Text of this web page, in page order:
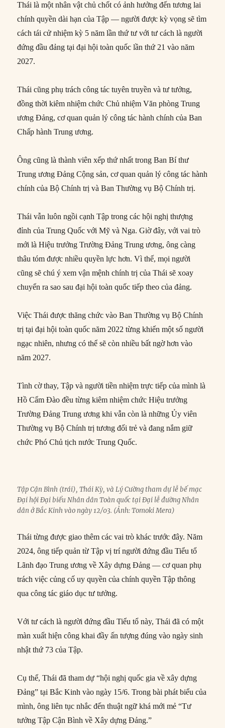
Thái là một nhân vật chủ chốt có ảnh hưởng đến tương lai
chính quyền dài hạn của Tập — người được kỳ vọng sẽ tìm
cách tái cử nhiệm kỳ 5 năm lần thứ tư với tư cách là người
đứng đầu đảng tại đại hội toàn quốc lần thứ 21 vào năm
2027.
Thái cũng phụ trách công tác tuyên truyền và tư tưởng,
đồng thời kiêm nhiệm chức Chủ nhiệm Văn phòng Trung
ương Đảng, cơ quan quản lý công tác hành chính của Ban
Chấp hành Trung ương.
Ông cũng là thành viên xếp thứ nhất trong Ban Bí thư
Trung ương Đảng Cộng sản, cơ quan quản lý công tác hành
chính của Bộ Chính trị và Ban Thường vụ Bộ Chính trị.
Thái vẫn luôn ngồi cạnh Tập trong các hội nghị thượng
đỉnh của Trung Quốc với Mỹ và Nga. Giờ đây, với vai trò
mới là Hiệu trưởng Trường Đảng Trung ương, ông càng
thâu tóm được nhiều quyền lực hơn. Vì thế, mọi người
cũng sẽ chú ý xem vận mệnh chính trị của Thái sẽ xoay
chuyển ra sao sau đại hội toàn quốc tiếp theo của đảng.
Việc Thái được thăng chức vào Ban Thường vụ Bộ Chính
trị tại đại hội toàn quốc năm 2022 từng khiến một số người
ngạc nhiên, nhưng có thể sẽ còn nhiều bất ngờ hơn vào
năm 2027.
Tình cờ thay, Tập và người tiền nhiệm trực tiếp của mình là
Hồ Cẩm Đào đều từng kiêm nhiệm chức Hiệu trưởng
Trường Đảng Trung ương khi vẫn còn là những Ủy viên
Thường vụ Bộ Chính trị tương đối trẻ và đang nắm giữ
chức Phó Chủ tịch nước Trung Quốc.
Tập Cận Bình (trái), Thái Kỳ, và Lý Cường tham dự lễ bế mạc
Đại hội Đại biểu Nhân dân Toàn quốc tại Đại lễ đường Nhân
dân ở Bắc Kinh vào ngày 12/03. (Ảnh: Tomoki Mera)
Thái từng được giao thêm các vai trò khác trước đây. Năm
2024, ông tiếp quản từ Tập vị trí người đứng đầu Tiểu tổ
Lãnh đạo Trung ương về Xây dựng Đảng — cơ quan phụ
trách việc củng cố uy quyền của chính quyền Tập thông
qua công tác giáo dục tư tưởng.
Với tư cách là người đứng đầu Tiểu tổ này, Thái đã có một
màn xuất hiện công khai đầy ấn tượng đúng vào ngày sinh
nhật thứ 73 của Tập.
Cụ thể, Thái đã tham dự “hội nghị quốc gia về xây dựng
Đảng” tại Bắc Kinh vào ngày 15/6. Trong bài phát biểu của
mình, ông liên tục nhắc đến thuật ngữ khá mới mẻ “Tư
tưởng Tập Cận Bình về Xây dựng Đảng.”